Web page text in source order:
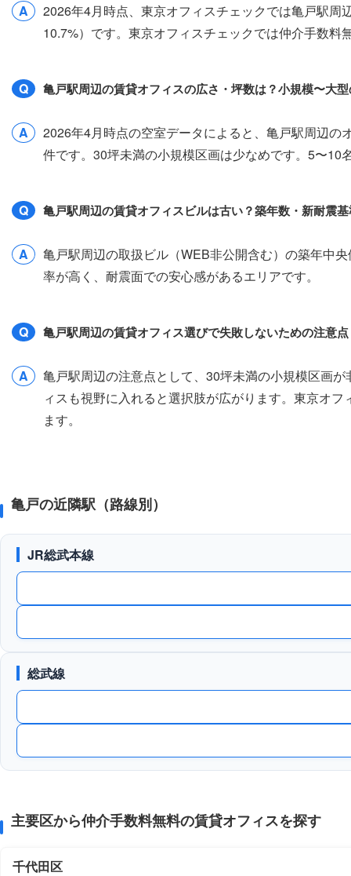
A
2026年4月時点、東京オフィスチェックでは亀戸駅
10.7%）です。東京オフィスチェックでは仲介手数
Q 亀戸駅周辺の賃貸オフィスの広さ・坪数は？小規模〜大
A
2026年4月時点の空室データによると、亀戸駅周辺
件です。30坪未満の小規模区画は少なめです。5〜
Q 亀戸駅周辺の賃貸オフィスビルは古い？築年数・新耐震
A
亀戸駅周辺の取扱ビル（WEB非公開含む）の築年中
率が高く、耐震面での安心感があるエリアです。
Q 亀戸駅周辺の賃貸オフィス選びで失敗しないための注意
A
亀戸駅周辺の注意点として、30坪未満の小規模区画
ィスも視野に入れると選択肢が広がります。東京オ
ます。
亀戸の近隣駅（路線別）
JR総武本線
総武線
主要区から仲介手数料無料の賃貸オフィスを探す
千代田区